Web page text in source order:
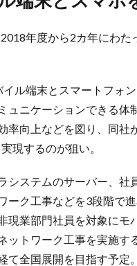
年度から2カ年にわ
ル端末とスマートフォ
ュニケーションできる
率向上などを図り、同社
現するのが狙い。
ステムのサーバー、社
ーク工事などを3段階で
現業部門社員を対象に
ットワーク工事を実施す
て全国展開を目指す予